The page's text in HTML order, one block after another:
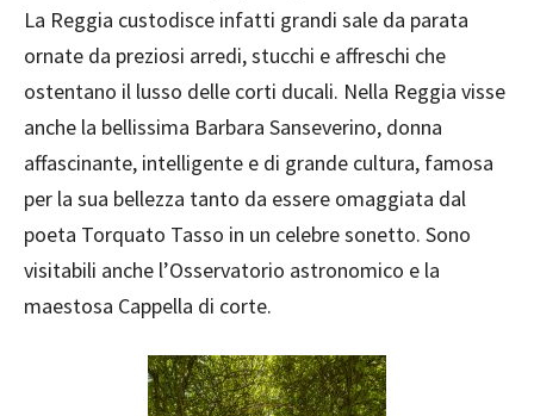
La Reggia custodisce infatti grandi sale da parata
ornate da preziosi arredi, stucchi e affreschi che
ostentano il lusso delle corti ducali. Nella Reggia visse
anche la bellissima Barbara Sanseverino, donna
affascinante, intelligente e di grande cultura, famosa
per la sua bellezza tanto da essere omaggiata dal
poeta Torquato Tasso in un celebre sonetto. Sono
visitabili anche l’Osservatorio astronomico e la
maestosa Cappella di corte.